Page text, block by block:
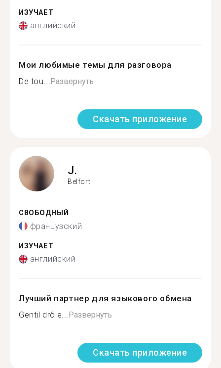
ИЗУЧАЕТ
английский
Мои любимые темы для разговора
De tou...Развернуть
Скачать приложение
J.
Belfort
СВОБОДНЫЙ
французский
ИЗУЧАЕТ
английский
Лучший партнер для языкового обмена
Gentil drôle...Развернуть
Скачать приложение